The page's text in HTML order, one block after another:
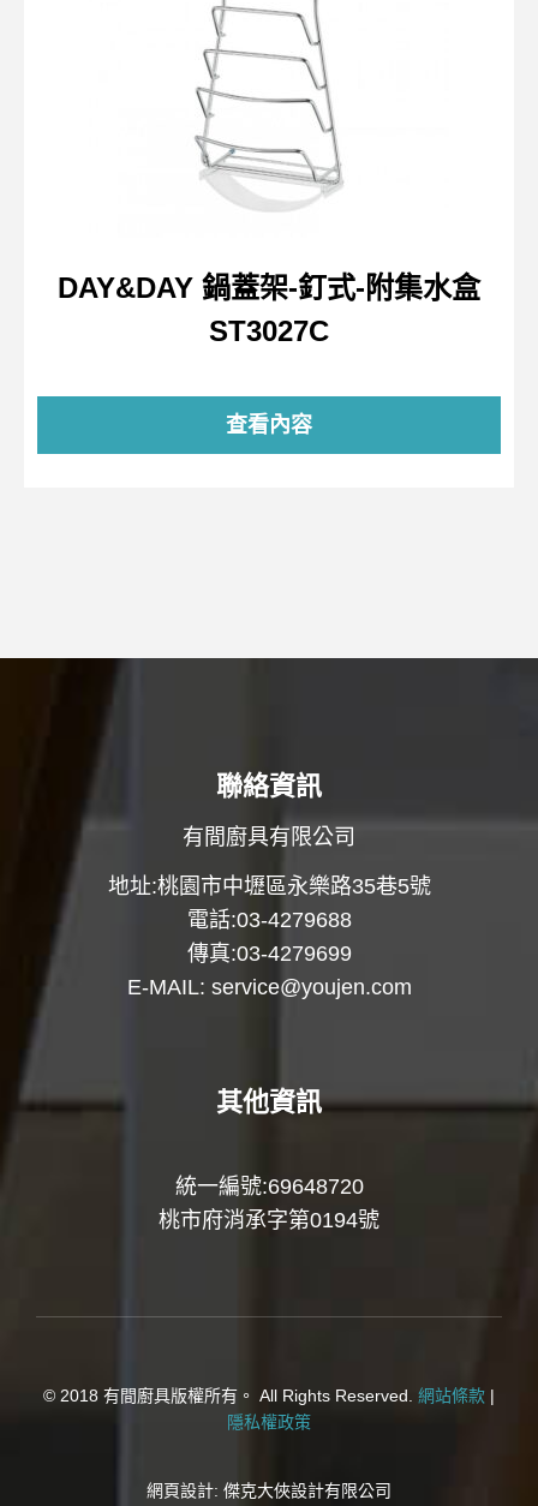
DAY&DAY 鍋蓋架-釘式-附集水盒
ST3027C
查看內容
聯絡資訊
有間廚具有限公司
地址:桃園市中壢區永樂路35巷5號
電話:03-4279688
傳真:03-4279699
E-MAIL: service@youjen.com
其他資訊
統一編號:69648720
桃市府消承字第0194號
© 2018 有間廚具版權所有。 All Rights Reserved. 網站條款 |
隱私權政策
網頁設計: 傑克大俠設計有限公司